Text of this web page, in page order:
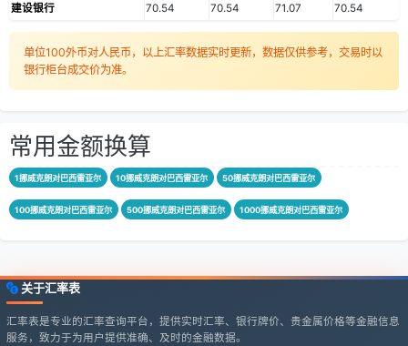
建设银行
70.54 70.54 71.07 70.54
单位100外币对人民币，以上汇率数据实时更新，数据仅供参考，交易时以
银行柜台成交价为准。
常用金额换算
1挪威克朗对巴西雷亚尔 10挪威克朗对巴西雷亚尔 50挪威克朗对巴西雷亚尔
100挪威克朗对巴西雷亚尔 500挪威克朗对巴西雷亚尔 1000挪威克朗对巴西雷亚尔
关于汇率表
汇率表是专业的汇率查询平台，提供实时汇率、银行牌价、贵金属价格等金融信息
服务，致力于为用户提供准确、及时的金融数据。